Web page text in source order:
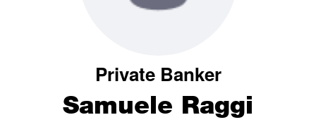
Private Banker
Samuele Raggi